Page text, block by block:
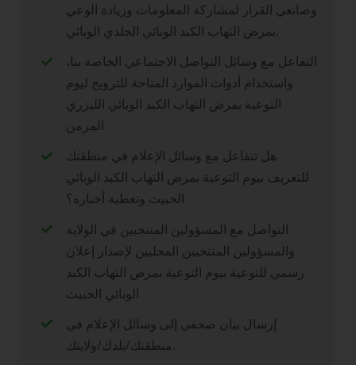
وصانعي القرار لمشاركة المعلومات وزيادة الوعي
بمرض التهاب الكبد الوبائي الجلدي الوبائي.
التفاعل مع وسائل التواصل الاجتماعي الخاصة بنا،
واستخدام أدوات الموارد المتاحة للترويج ليوم
التوعية بمرض التهاب الكبد الوبائي الليزري
المزمن
هل تتفاعل مع وسائل الإعلام في منطقتك
للتعريف بيوم التوعية بمرض التهاب الكبد الوبائي
الخبيث وتغطية أخباره؟
التواصل مع المسؤولين المنتخبين في الولاية
والمسؤولين المنتخبين المحليين لإصدار إعلان
رسمي للتوعية بيوم التوعية بمرض التهاب الكبد
الوبائي الخبيث
إرسال بيان صحفي إلى وسائل الإعلام في
منطقتك/بلدك/ولايتك.